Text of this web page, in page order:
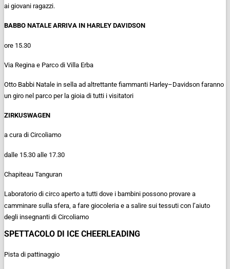
ai giovani ragazzi.
BABBO NATALE ARRIVA IN HARLEY DAVIDSON
ore 15.30
Via Regina e Parco di Villa Erba
Otto Babbi Natale in sella ad altrettante fiammanti Harley–Davidson faranno
un giro nel parco per la gioia di tutti i visitatori
ZIRKUSWAGEN
a cura di Circoliamo
dalle 15.30 alle 17.30
Chapiteau Tanguran
Laboratorio di circo aperto a tutti dove i bambini possono provare a
camminare sulla sfera, a fare giocoleria e a salire sui tessuti con l’aiuto
degli insegnanti di Circoliamo
SPETTACOLO DI ICE CHEERLEADING
Pista di pattinaggio